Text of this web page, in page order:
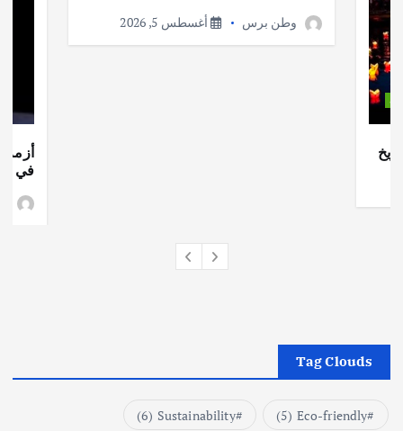
وطن برس أغسطس 5, 2026
أزمة
في
Tag Clouds
Eco-friendly
(5)
Sustainability
(6)